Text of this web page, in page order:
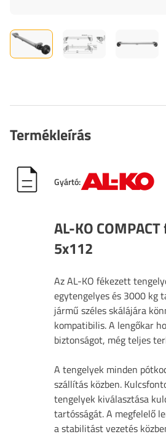
Termékleírás
Gyártó:
AL-KO
5x112
Az AL-KO fékezett
egytengelyes és 3000 kg
jármű széles skálájára
kompatibilis. A lengőkar
biztonságot, még teljes
A tengelyek minden
szállítás közben.
tengelyek kiválasztása
tartósságát. A megfelelő
a stabilitást vezetés